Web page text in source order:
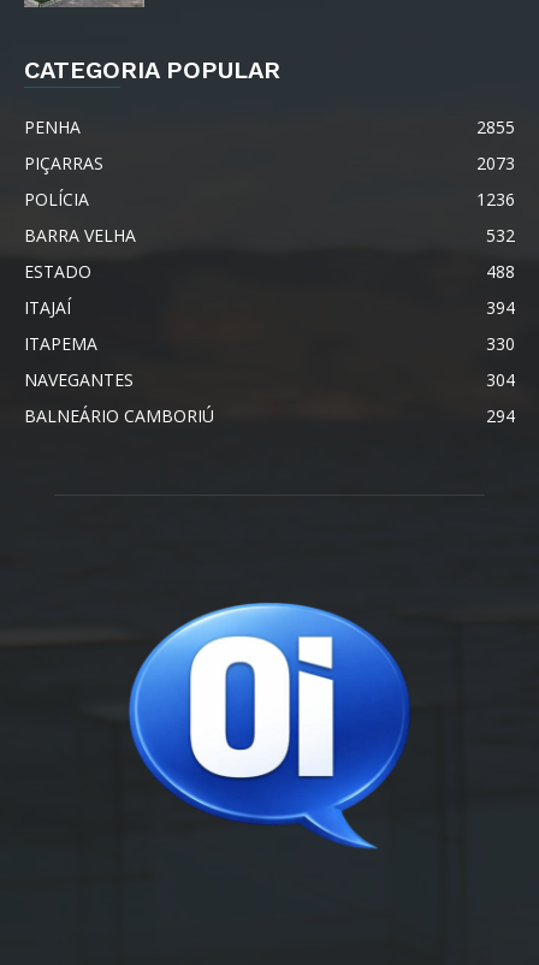
CATEGORIA POPULAR
PENHA
2855
PIÇARRAS
2073
POLÍCIA
1236
BARRA VELHA
532
ESTADO
488
ITAJAÍ
394
ITAPEMA
330
NAVEGANTES
304
BALNEÁRIO CAMBORIÚ
294